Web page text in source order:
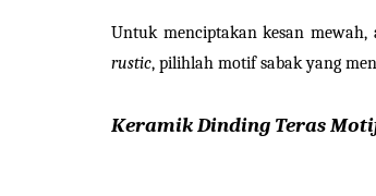
rustic, pilihlah motif sabak yang
Keramik Dinding Teras